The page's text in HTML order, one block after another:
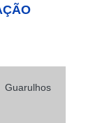
Guarulhos